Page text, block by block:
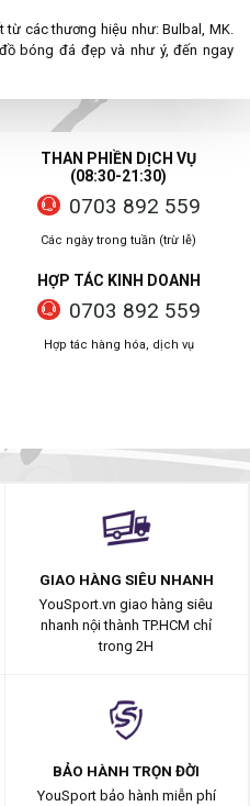
các thương hiệu như: Bulbal, MK.
bóng đá đẹp và như ý, đến ngay
THAN PHIỀN DỊCH VỤ
(08:30-21:30)
0703 892 559
Các ngày trong tuần (trừ lễ)
HỢP TÁC KINH DOANH
0703 892 559
Hợp tác hàng hóa, dịch vụ
GIAO HÀNG SIÊU NHANH
YouSport.vn giao hàng siêu
nhanh nội thành TP.HCM chỉ
trong 2H
BẢO HÀNH TRỌN ĐỜI
YouSport bảo hành miễn phí